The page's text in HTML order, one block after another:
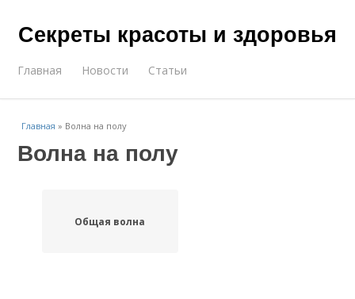
Секреты красоты и здоровья
Главная Новости Статьи
Главная » Волна на полу
Волна на полу
Общая волна